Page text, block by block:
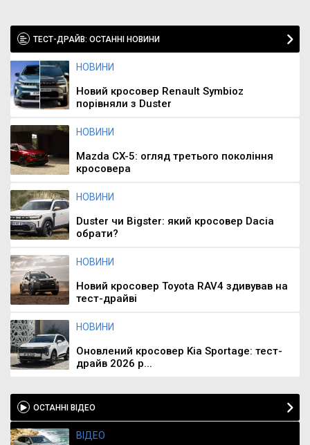
ТЕСТ-ДРАЙВ: ОСТАННІ НОВИНИ
НОВИНИ
Новий кросовер Renault Symbioz
порівняли з Duster
НОВИНИ
Mazda CX-5: огляд третього покоління
кросовера
НОВИНИ
Duster чи Bigster: який кросовер Dacia
обрати?
НОВИНИ
Новий кросовер Toyota RAV4 здивував на
тест-драйві
НОВИНИ
Оновлений кросовер Kia Sportage: тест-
драйв 2026 р...
ОСТАННІ ВІДЕО
ВІДЕО